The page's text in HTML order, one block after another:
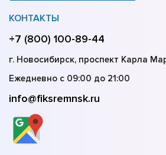
КОНТАКТЫ
+7 (800) 100-89-44
г. Новосибирск, проспект Карла
Ежедневно с 09:00 до 21:00
info@fiksremnsk.ru